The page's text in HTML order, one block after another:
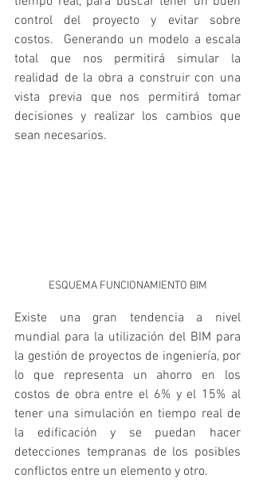
control del proyecto y evitar sobre
costos.  Generando un modelo a escala
total que nos permitirá simular la
realidad de la obra a construir con una
vista previa que nos permitirá tomar
decisiones y realizar los cambios que
sean necesarios.
ESQUEMA FUNCIONAMIENTO BIM
Existe una gran tendencia a nivel
mundial para la utilización del BIM para
la gestión de proyectos de ingeniería, por
lo que representa un ahorro en los
costos de obra entre el 6% y el 15% al
tener una simulación en tiempo real de
la edificación y se puedan hacer
detecciones tempranas de los posibles
conflictos entre un elemento y otro.